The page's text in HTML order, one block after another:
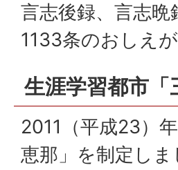
言志後録、言志
1133条のおしえ
生涯学習都市
2011（平成23）
恵那」を制定し